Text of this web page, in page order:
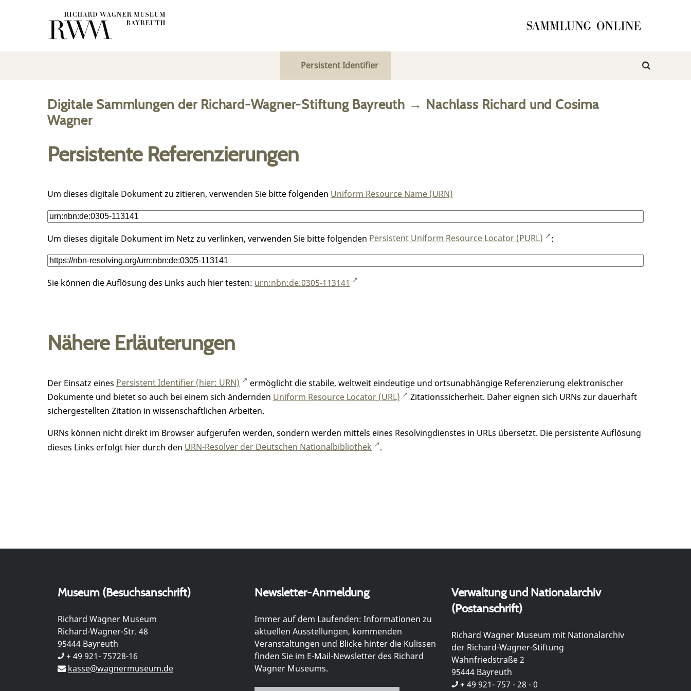
Persistent Identifier
Digitale Sammlungen der Richard-Wagner-Stiftung Bayreuth → Nachlass Richard und Cosima
Wagner
Persistente Referenzierungen
Um dieses digitale Dokument zu zitieren, verwenden Sie bitte folgenden Uniform Resource Name (URN)
Um dieses digitale Dokument im Netz zu verlinken, verwenden Sie bitte folgenden Persistent Uniform Resource Locator (PURL) :
Sie können die Auflösung des Links auch hier testen: urn:nbn:de:0305-113141
Nähere Erläuterungen
Der Einsatz eines Persistent Identifier (hier: URN)
ermöglicht die stabile, weltweit eindeutige und ortsunabhängige Referenzierung elektronischer
Dokumente und bietet so auch bei einem sich ändernden Uniform Resource Locator (URL)
Zitationssicherheit. Daher eignen sich URNs zur dauerhaft
sichergestellten Zitation in wissenschaftlichen Arbeiten.
URNs können nicht direkt im Browser aufgerufen werden, sondern werden mittels eines Resolvingdienstes in URLs übersetzt. Die persistente Auflösung
dieses Links erfolgt hier durch den URN-Resolver der Deutschen Nationalbibliothek .
Museum (Besuchsanschrift)
Richard Wagner Museum
Richard-Wagner-Str. 48
95444 Bayreuth
+ 49 921- 75728-16
kasse@wagnermuseum.de
Newsletter-Anmeldung
Immer auf dem Laufenden: Informationen zu
aktuellen Ausstellungen, kommenden
Veranstaltungen und Blicke hinter die Kulissen
finden Sie im E-Mail-Newsletter des Richard
Wagner Museums.
Verwaltung und Nationalarchiv
(Postanschrift)
Richard Wagner Museum mit Nationalarchiv
der Richard-Wagner-Stiftung
Wahnfriedstraße 2
95444 Bayreuth
+ 49 921- 757 - 28 - 0